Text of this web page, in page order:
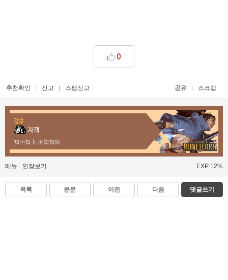
0
추천확인 신고 스팸신고 공유 스크랩
갑부
자객
知不知上,不知知病
메뉴 인장보기 EXP 12%
목록 본문 이전 다음 댓글쓰기